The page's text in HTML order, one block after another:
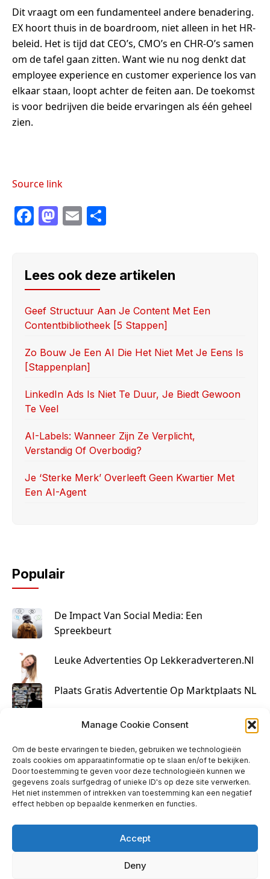
Manage Cookie Consent
Om de beste ervaringen te bieden, gebruiken we technologieën
zoals cookies om apparaatinformatie op te slaan en/of te bekijken.
Door toestemming te geven voor deze technologieën kunnen we
gegevens zoals surfgedrag of unieke ID's op deze site verwerken.
Het niet instemmen of intrekken van toestemming kan een negatief
effect hebben op bepaalde kenmerken en functies.
Accept
Deny
Dit vraagt om een fundamenteel andere benadering.
EX hoort thuis in de boardroom, niet alleen in het HR-
beleid. Het is tijd dat CEO’s, CMO’s en CHR-O’s samen
om de tafel gaan zitten. Want wie nu nog denkt dat
employee experience en customer experience los van
elkaar staan, loopt achter de feiten aan. De toekomst
is voor bedrijven die beide ervaringen als één geheel
zien.
Source link
F
e
b
o
o
k
M
o
d
o
n
E
e
Lees ook deze artikelen
Geef Structuur Aan Je Content Met Een
Contentbibliotheek [5 Stappen]
Zo Bouw Je Een AI Die Het Niet Met Je Eens Is
[stappenplan]
LinkedIn Ads Is Niet Te Duur, Je Biedt Gewoon
Te Veel
AI-Labels: Wanneer Zijn Ze Verplicht,
Verstandig Of Overbodig?
Je ‘sterke Merk’ Overleeft Geen Kwartier Met
Een AI-Agent
Populair
De Impact Van Social Media: Een
Spreekbeurt
Leuke Advertenties Op Lekkeradverteren.nl
Plaats Gratis Advertentie Op Marktplaats NL
Kruisbestuiving Voor Succesvolle Marketing